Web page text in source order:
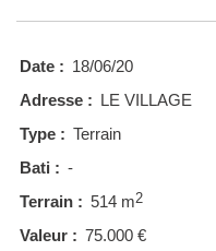
Date : 18/06/20
Adresse : LE VILLAGE
Type : Terrain
Bati : -
Terrain : 514 m2
Valeur : 75.000 €